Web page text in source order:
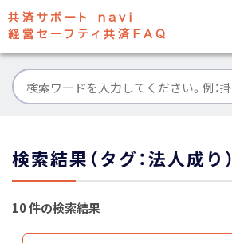
共済サポート navi
経営セーフティ共済FAQ
検索結果（タグ：法人成り）
10 件の検索結果